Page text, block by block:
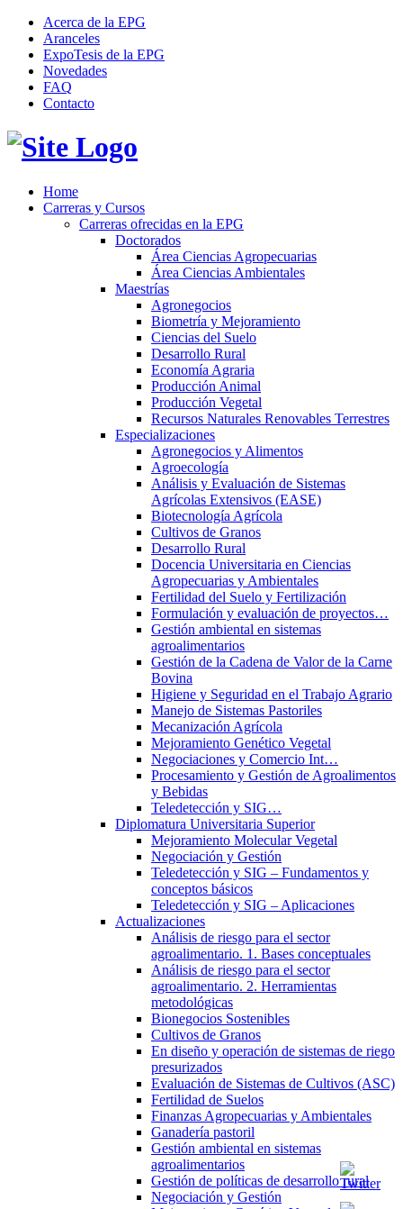
Acerca de la EPG
Aranceles
ExpoTesis de la EPG
Novedades
FAQ
Contacto
Home
Carreras y Cursos
Carreras ofrecidas en la EPG
Doctorados
Área Ciencias Agropecuarias
Área Ciencias Ambientales
Maestrías
Agronegocios
Biometría y Mejoramiento
Ciencias del Suelo
Desarrollo Rural
Economía Agraria
Producción Animal
Producción Vegetal
Recursos Naturales Renovables Terrestres
Especializaciones
Agronegocios y Alimentos
Agroecología
Análisis y Evaluación de Sistemas
Agrícolas Extensivos (EASE)
Biotecnología Agrícola
Cultivos de Granos
Desarrollo Rural
Docencia Universitaria en Ciencias
Agropecuarias y Ambientales
Fertilidad del Suelo y Fertilización
Formulación y evaluación de proyectos…
Gestión ambiental en sistemas
agroalimentarios
Gestión de la Cadena de Valor de la Carne
Bovina
Higiene y Seguridad en el Trabajo Agrario
Manejo de Sistemas Pastoriles
Mecanización Agrícola
Mejoramiento Genético Vegetal
Negociaciones y Comercio Int…
Procesamiento y Gestión de Agroalimentos
y Bebidas
Teledetección y SIG…
Diplomatura Universitaria Superior
Mejoramiento Molecular Vegetal
Negociación y Gestión
Teledetección y SIG – Fundamentos y
conceptos básicos
Teledetección y SIG – Aplicaciones
Actualizaciones
Análisis de riesgo para el sector
agroalimentario. 1. Bases conceptuales
Análisis de riesgo para el sector
agroalimentario. 2. Herramientas
metodológicas
Bionegocios Sostenibles
Cultivos de Granos
En diseño y operación de sistemas de riego
presurizados
Evaluación de Sistemas de Cultivos (ASC)
Fertilidad de Suelos
Finanzas Agropecuarias y Ambientales
Ganadería pastoril
Gestión ambiental en sistemas
agroalimentarios
Gestión de políticas de desarrollo rural
Negociación y Gestión